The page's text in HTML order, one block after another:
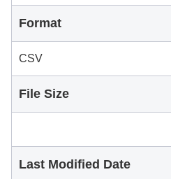
Format
CSV
File Size
Last Modified Date